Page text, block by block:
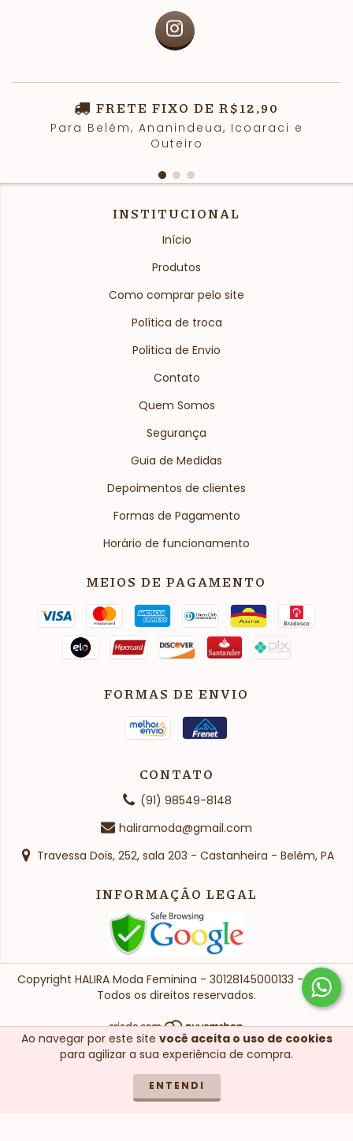
Ao navegar por este site você aceita o uso de cookies
para agilizar a sua experiência de compra.
ENTENDI
FRETE FIXO DE R$12,90
Para Belém, Ananindeua, Icoaraci e
Outeiro
INSTITUCIONAL
Início
Produtos
Como comprar pelo site
Política de troca
Politica de Envio
Contato
Quem Somos
Segurança
Guia de Medidas
Depoimentos de clientes
Formas de Pagamento
Horário de funcionamento
MEIOS DE PAGAMENTO
FORMAS DE ENVIO
CONTATO
(91) 98549-8148
haliramoda@gmail.com
Travessa Dois, 252, sala 203 - Castanheira - Belém, PA
INFORMAÇÃO LEGAL
Copyright HALIRA Moda Feminina - 30128145000133 - 2026.
Todos os direitos reservados.